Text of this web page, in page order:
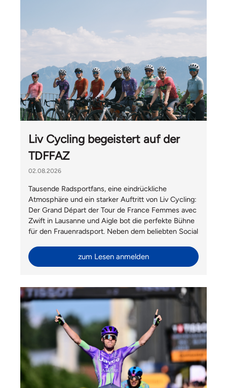
Liv Cycling begeistert auf der
TDFFAZ
02.08.2026
Tausende Radsportfans, eine eindrückliche
Atmosphäre und ein starker Auftritt von Liv Cycling:
Der Grand Départ der Tour de France Femmes avec
Zwift in Lausanne und Aigle bot die perfekte Bühne
für den Frauenradsport. Neben dem beliebten Social
Switzerland auch Gäste von Giant International aus
Taiwan begrüssen.
zum Lesen anmelden